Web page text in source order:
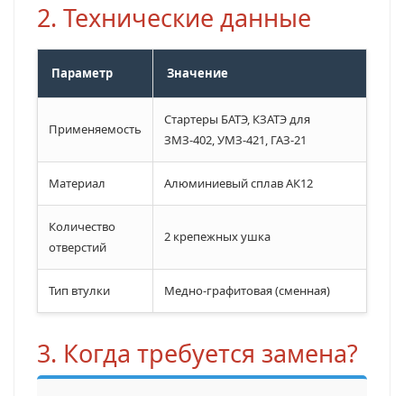
2. Технические данные
Параметр Значение
Применяемость
Стартеры БАТЭ, КЗАТЭ для
ЗМЗ-402, УМЗ-421, ГАЗ-21
Материал Алюминиевый сплав АК12
Количество
отверстий
2 крепежных ушка
Тип втулки Медно-графитовая (сменная)
3. Когда требуется замена?